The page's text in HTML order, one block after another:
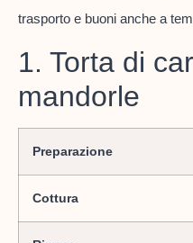
trasporto e buoni anche a
1. Torta di
mandorle
Preparazione
Cottura